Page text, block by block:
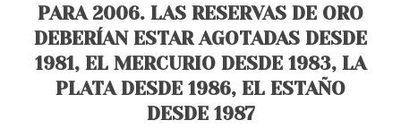
PARA 2006. LAS RESERVAS DE ORO
DEBERÍAN ESTAR AGOTADAS DESDE
1981, EL MERCURIO DESDE 1983, LA
PLATA DESDE 1986, EL ESTAÑO
DESDE 1987